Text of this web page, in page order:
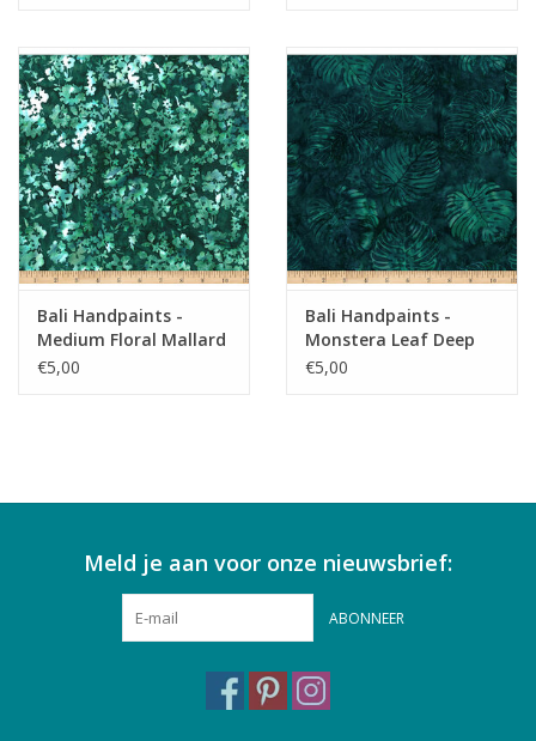
Bali Handpaints -
Medium Floral Mallard
€5,00
Bali Handpaints -
Monstera Leaf Deep
Emerald
€5,00
Meld je aan voor onze nieuwsbrief:
ABONNEER